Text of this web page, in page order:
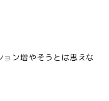
ン増やそうとは思えな